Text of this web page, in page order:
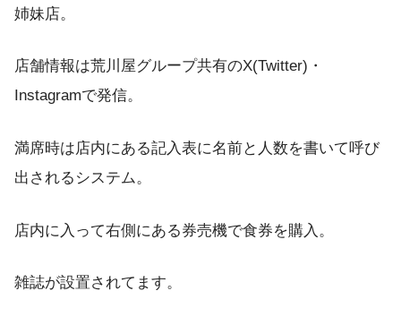
姉妹店。
店舗情報は荒川屋グループ共有のX(Twitter)・
Instagramで発信。
満席時は店内にある記入表に名前と人数を書いて呼び
出されるシステム。
店内に入って右側にある券売機で食券を購入。
雑誌が設置されてます。